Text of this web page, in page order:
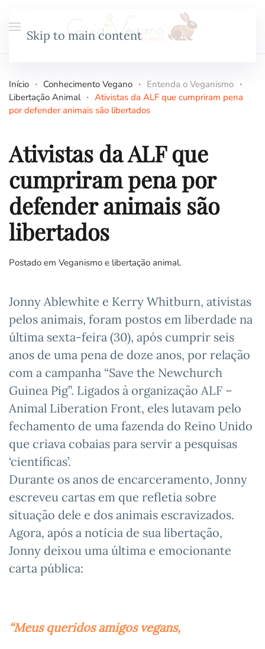
Skip to main content
Início Conhecimento Vegano
Entenda o Veganismo
Libertação Animal
Ativistas da ALF que cumpriram pena
por defender animais são libertados
Ativistas da ALF que
cumpriram pena por
defender animais são
libertados
Postado em Veganismo e libertação animal.
Jonny Ablewhite e Kerry Whitburn, ativistas
pelos animais, foram postos em liberdade na
última sexta-feira (30), após cumprir seis
anos de uma pena de doze anos, por relação
com a campanha “Save the Newchurch
Guinea Pig”. Ligados à organização ALF –
Animal Liberation Front, eles lutavam pelo
fechamento de uma fazenda do Reino Unido
que criava cobaias para servir a pesquisas
‘científicas’.
Durante os anos de encarceramento, Jonny
escreveu cartas em que refletia sobre
situação dele e dos animais escravizados.
Agora, após a notícia de sua libertação,
Jonny deixou uma última e emocionante
carta pública:
“Meus queridos amigos vegans,